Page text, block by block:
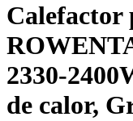
2330-
de calor,